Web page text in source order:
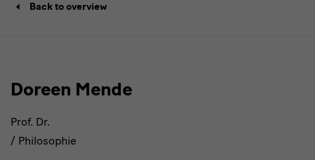
Person
Back to overview
Doreen Mende
Prof. Dr.
/ Philosophie